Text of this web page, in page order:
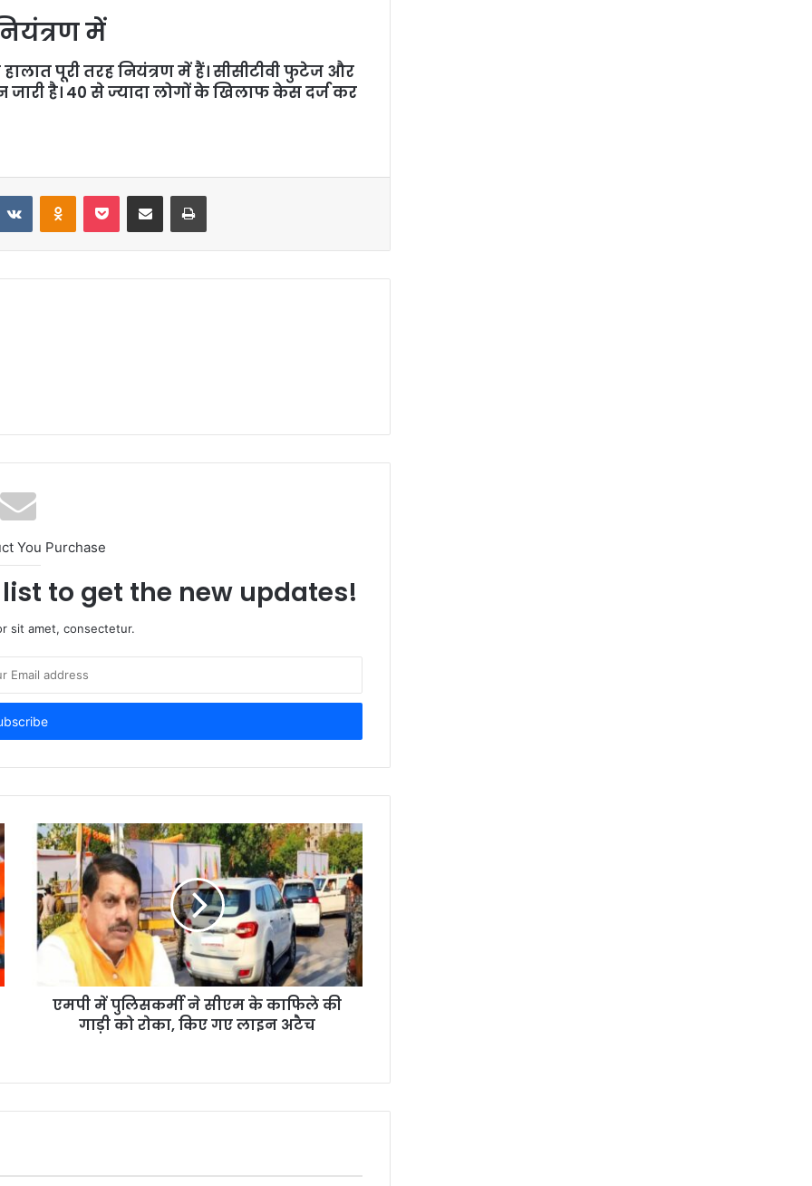
में
पूरी तरह नियंत्रण में हैं। सीसीटीवी फुटेज और
जारी है। 40 से ज्यादा लोगों के खिलाफ केस दर्ज कर
You Purchase
to get the new updates!
sit amet, consectetur.
एमपी में पुलिसकर्मी ने सीएम के काफिले की
गाड़ी को रोका, किए गए लाइन अटैच